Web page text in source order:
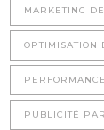
MARKETING
OPTIMISATION
PERFORMANCE
PUBLICITÉ